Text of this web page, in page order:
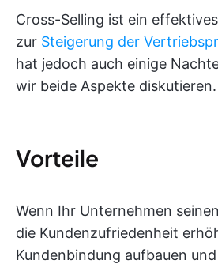
Cross-Selling ist ein
zur Steigerung der
hat jedoch auch einige
wir beide Aspekte diskutieren.
Vorteile
Wenn Ihr Unternehmen
die Kundenzufriedenheit
Kundenbindung aufbauen